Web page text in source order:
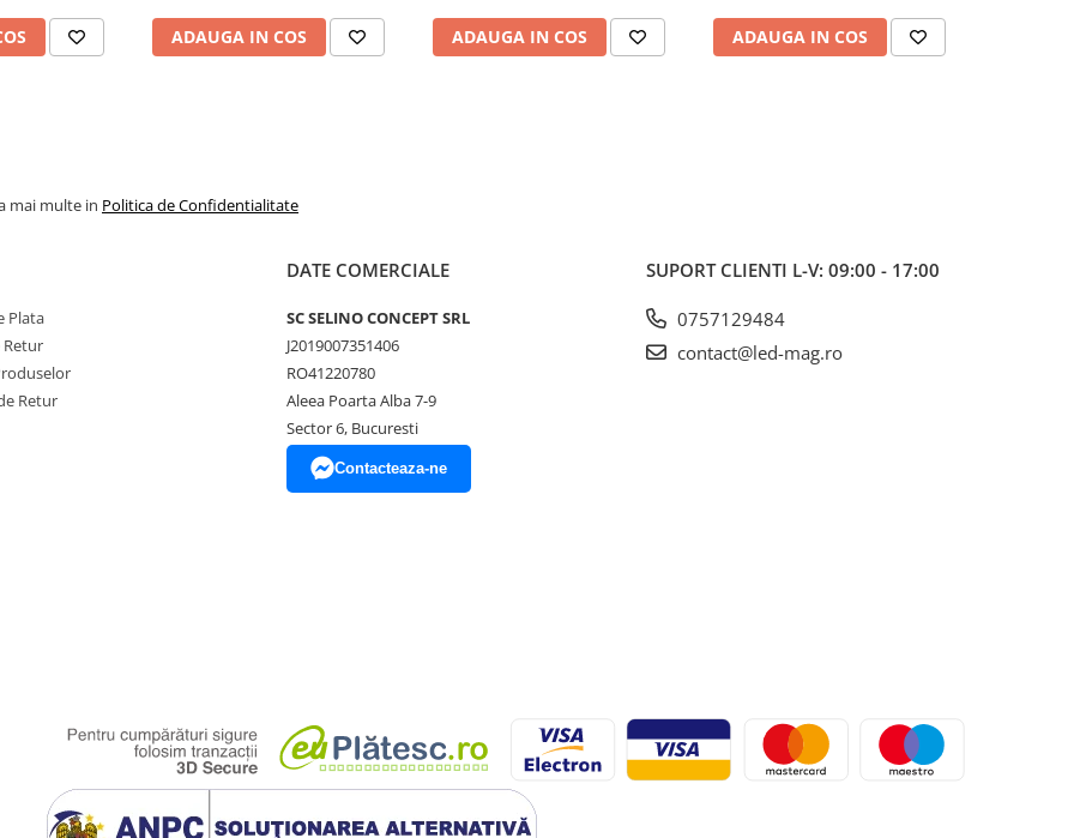
ADAUGA IN COS ADAUGA IN COS ADAUGA IN COS
mai multe in Politica de Confidentialitate
Plata
Retur
Retur
DATE COMERCIALE
SC SELINO CONCEPT SRL
J2019007351406
RO41220780
Aleea Poarta Alba 7-9
Sector 6, Bucuresti
Contacteaza-ne
SUPORT CLIENTI L-V: 09:00 - 17:00
0757129484
contact@led-mag.ro